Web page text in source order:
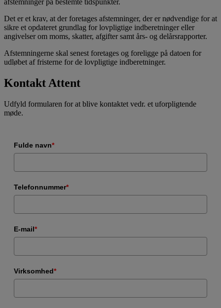
Det er et krav, at der foretages afstemninger, der er nødvendige for at
sikre et opdateret grundlag for lovpligtige indberetninger eller
angivelser om moms, skatter, afgifter samt års- og delårsrapporter.
Afstemningerne skal senest foretages og foreligge på datoen for
udløbet af fristerne for de lovpligtige indberetninger.
Kontakt Attent
Udfyld formularen for at blive kontaktet vedr. et uforpligtende
møde.
Fulde navn*
Telefonnummer*
E-mail*
Virksomhed*